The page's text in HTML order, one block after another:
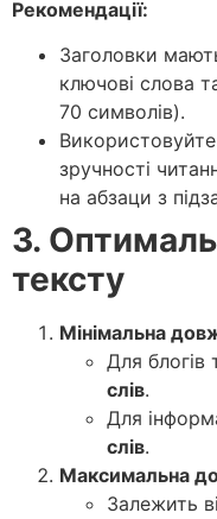
Рекомендації:
Заголовки
ключові слова
70 символів).
зручності
на абзаци з
3.
тексту
Мінімальна
Для блогів
слів.
Для
слів.
Максимальна
Залежить